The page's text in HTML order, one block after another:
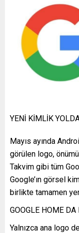
YENİ KİMLİK
Mayıs ayında
görülen logo,
Takvim gibi tüm
Google’ın görsel
birlikte tamamen
GOOGLE HOME DA
Yalnızca ana logo